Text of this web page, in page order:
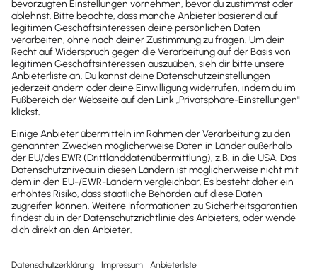
Schachzug von Lexware Office.
Natürlich gibt es auch starke Alternativen wie
invoicefetcher®, die diesen Job schon seit langer Zeit
solide erledigen und ebenfalls eine super Lösung
bieten. Ob sie durch diese neue Funktion überflüssig
werden?
Das kann ich nicht sagen – aber eins ist sicher:
Konkurrenz belebt das Geschäft, und die Kunden